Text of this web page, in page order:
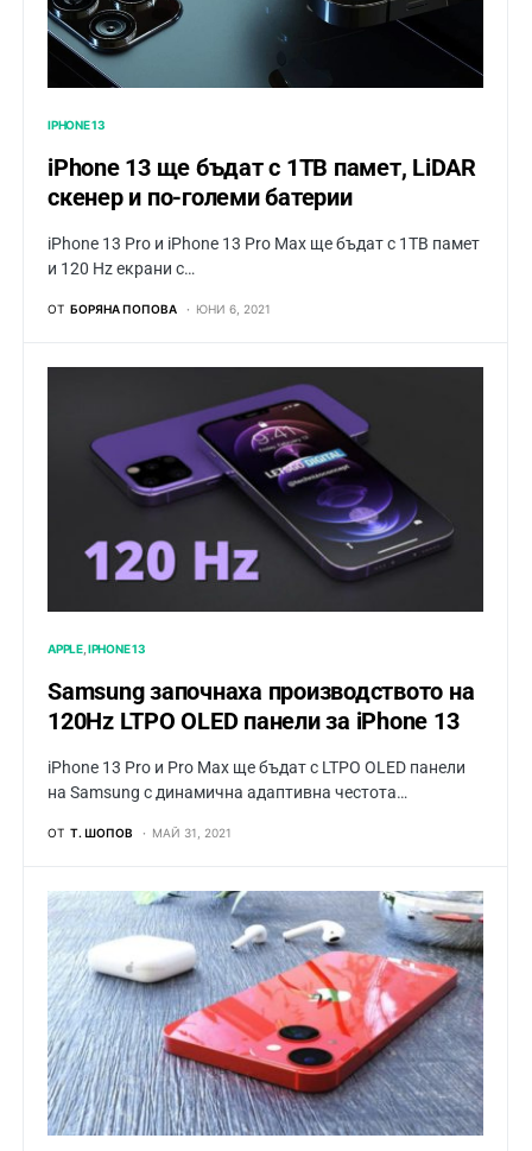
IPHONE 13
iPhone 13 ще бъдат с 1TB памет, LiDAR
скенер и по-големи батерии
iPhone 13 Pro и iPhone 13 Pro Max ще бъдaт с 1TB памет
и 120 Hz екрани с…
ОТ БОРЯНА ПОПОВА ЮНИ 6, 2021
APPLE IPHONE 13
Samsung започнаха производството на
120Hz LTPO OLED панели за iPhone 13
iPhone 13 Pro и Pro Max ще бъдат с LTPO OLED панели
на Samsung с динaмична адаптивна честота…
ОТ Т. ШОПОВ МАЙ 31, 2021